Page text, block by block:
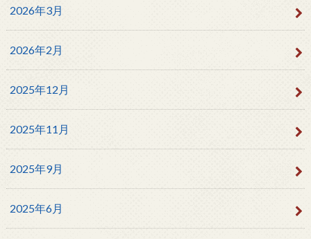
2026年3月
2026年2月
2025年12月
2025年11月
2025年9月
2025年6月